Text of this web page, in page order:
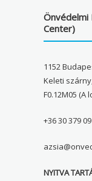
Önvédelmi
Center)
1152
Keleti
F0.12M05
+36 30 379
NYITVA